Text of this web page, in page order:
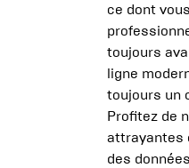
ce dont
toujours
ligne
toujours un
Profitez de
attrayantes
des